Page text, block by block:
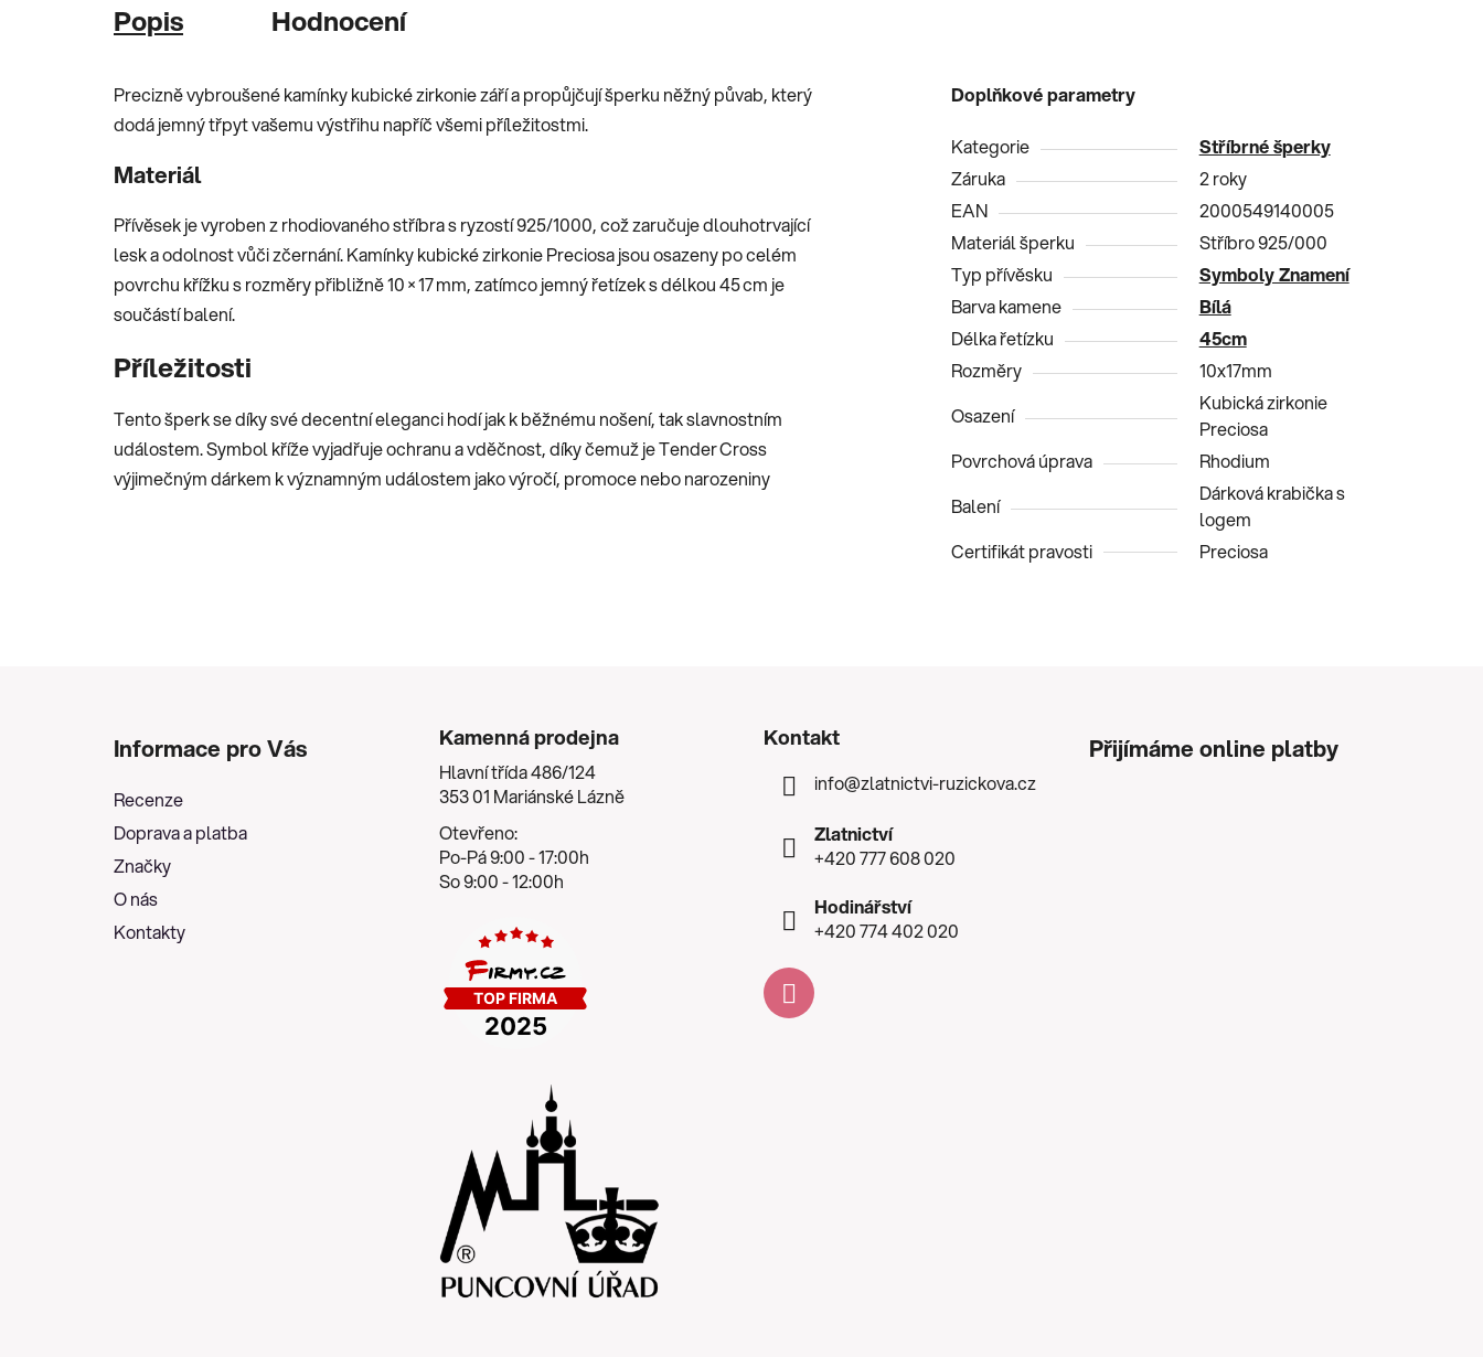
Popis Hodnocení
Precizně vybroušené kamínky kubické zirkonie září a propůjčují šperku něžný půvab, který
dodá jemný třpyt vašemu výstřihu napříč všemi příležitostmi.
Materiál
Přívěsek je vyroben z rhodiovaného stříbra s ryzostí 925/1000, což zaručuje dlouhotrvající
lesk a odolnost vůči zčernání. Kamínky kubické zirkonie Preciosa jsou osazeny po celém
povrchu křížku s rozměry přibližně 10 × 17 mm, zatímco jemný řetízek s délkou 45 cm je
součástí balení.
Příležitosti
Tento šperk se díky své decentní eleganci hodí jak k běžnému nošení, tak slavnostním
událostem. Symbol kříže vyjadřuje ochranu a vděčnost, díky čemuž je Tender Cross
výjimečným dárkem k významným událostem jako výročí, promoce nebo narozeniny
Doplňkové parametry
Kategorie
Stříbrné šperky
Záruka
2 roky
EAN
2000549140005
Materiál šperku
Stříbro 925/000
Typ přívěsku
Symboly Znamení
Barva kamene
Bílá
Délka řetízku
45cm
Rozměry
10x17mm
Osazení
Kubická zirkonie
Preciosa
Povrchová úprava
Rhodium
Balení
Dárková krabička s
logem
Certifikát pravosti
Preciosa
Informace pro Vás
Recenze
Doprava a platba
Značky
O nás
Kontakty
Kamenná prodejna
Hlavní třída 486/124
353 01 Mariánské Lázně
Otevřeno:
Po-Pá 9:00 - 17:00h
So 9:00 - 12:00h
Kontakt
info@zlatnictvi-ruzickova.cz
Zlatnictví
+420 777 608 020
Hodinářství
+420 774 402 020
Přijímáme online platby